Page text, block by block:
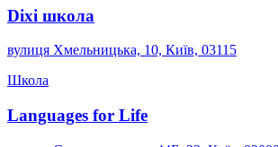
Dixi школа
вулиця Хмельницька, 10, Київ, 03115
Школа
Languages for Life